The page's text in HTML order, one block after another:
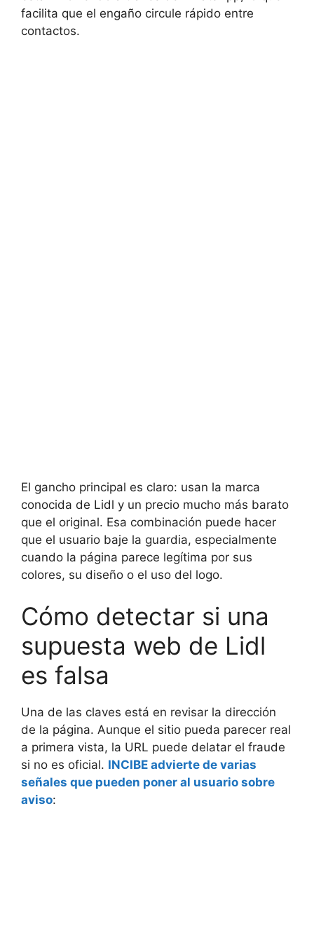
facilita que el engaño circule rápido entre
contactos.
El gancho principal es claro: usan la marca
conocida de Lidl y un precio mucho más barato
que el original. Esa combinación puede hacer
que el usuario baje la guardia, especialmente
cuando la página parece legítima por sus
colores, su diseño o el uso del logo.
Cómo detectar si una
supuesta web de Lidl
es falsa
Una de las claves está en revisar la dirección
de la página. Aunque el sitio pueda parecer real
a primera vista, la URL puede delatar el fraude
si no es oficial. INCIBE advierte de varias
señales que pueden poner al usuario sobre
aviso: